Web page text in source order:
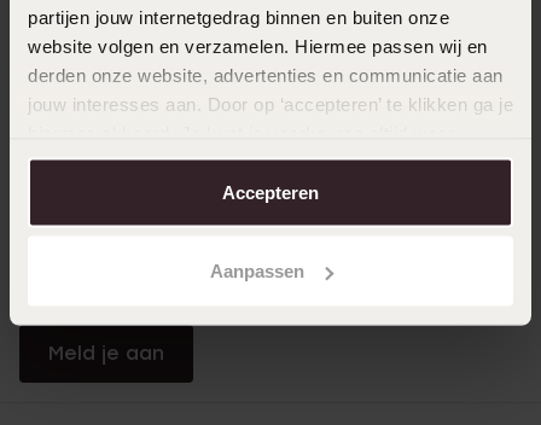
partijen jouw internetgedrag binnen en buiten onze
website volgen en verzamelen. Hiermee passen wij en
derden onze website, advertenties en communicatie aan
jouw interesses aan. Door op ‘accepteren’ te klikken ga je
aanpassen. Lees er meer over in onscookiebeleid.
Accepteren
Aanpassen
Over Lucardi
Meld je aan